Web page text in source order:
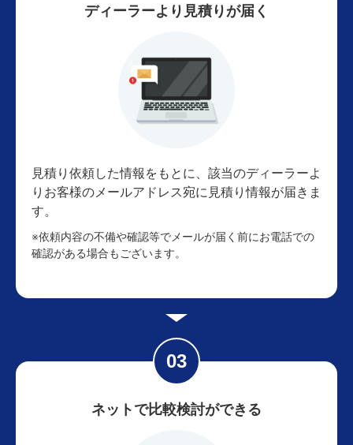
ディーラーより見積りが届く
見積り依頼した情報をもとに、該当のディーラーよ
りお客様のメールアドレス宛に見積り情報が届きま
す。
※依頼内容の不備や確認等でメールが届く前にお電話での
確認がある場合もございます。
ネットで比較検討ができる